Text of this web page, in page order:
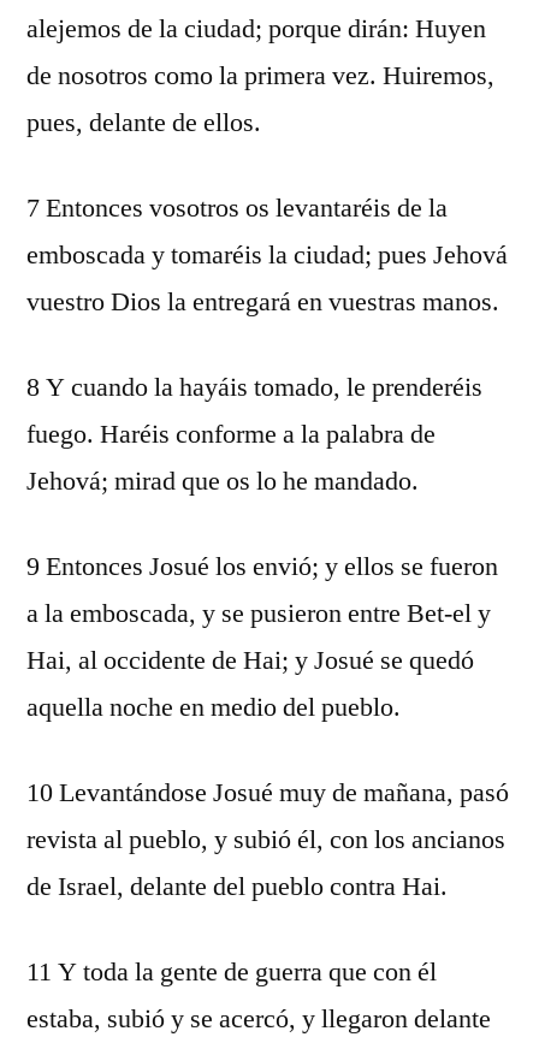
alejemos de la ciudad; porque dirán: Huyen
de nosotros como la primera vez. Huiremos,
pues, delante de ellos.
7 Entonces vosotros os levantaréis de la
emboscada y tomaréis la ciudad; pues Jehová
vuestro Dios la entregará en vuestras manos.
8 Y cuando la hayáis tomado, le prenderéis
fuego. Haréis conforme a la palabra de
Jehová; mirad que os lo he mandado.
9 Entonces Josué los envió; y ellos se fueron
a la emboscada, y se pusieron entre Bet-el y
Hai, al occidente de Hai; y Josué se quedó
aquella noche en medio del pueblo.
10 Levantándose Josué muy de mañana, pasó
revista al pueblo, y subió él, con los ancianos
de Israel, delante del pueblo contra Hai.
11 Y toda la gente de guerra que con él
estaba, subió y se acercó, y llegaron delante